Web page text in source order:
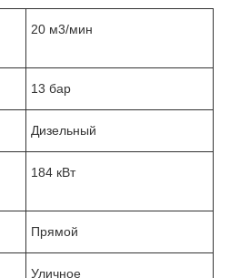
20 м3/мин
13 бар
Дизельный
184 кВт
Прямой
Уличное